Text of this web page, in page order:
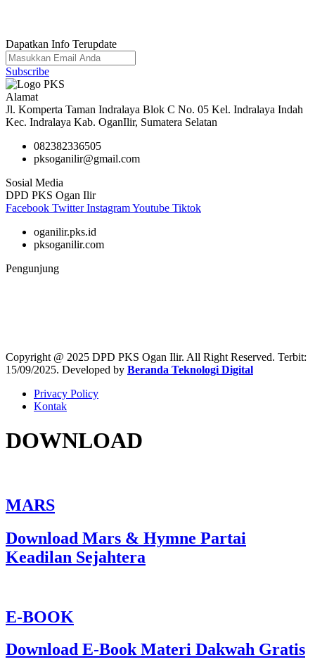
Dapatkan Info Terupdate
Subscribe
Alamat
Jl. Komperta Taman Indralaya Blok C No. 05 Kel. Indralaya Indah
Kec. Indralaya Kab. OganIlir, Sumatera Selatan
082382336505
pksoganilir@gmail.com
Sosial Media
DPD PKS Ogan Ilir
Facebook Twitter InstagramYoutube Tiktok
oganilir.pks.id
pksoganilir.com
Pengunjung
Copyright @ 2025 DPD PKS Ogan Ilir. All Right Reserved. Terbit:
15/09/2025. Developed by Beranda Teknologi Digital
Privacy Policy
Kontak
DOWNLOAD
MARS
Download Mars & Hymne Partai
Keadilan Sejahtera
E-BOOK
Download E-Book Materi Dakwah Gratis